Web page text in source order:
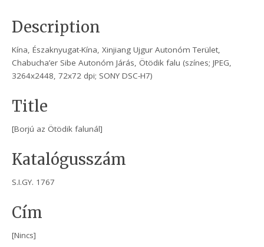
Description
Kína, Északnyugat-Kína, Xinjiang Ujgur Autonóm Terület,
Chabucha’er Sibe Autonóm Járás, Ötödik falu (színes; JPEG,
3264x2448, 72x72 dpi; SONY DSC-H7)
Title
[Borjú az Ötödik falunál]
Katalógusszám
S.I.GY. 1767
Cím
[Nincs]